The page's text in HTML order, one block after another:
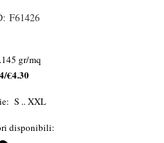
F61426
gr/mq
€4.30
S .. XXL
disponibili: